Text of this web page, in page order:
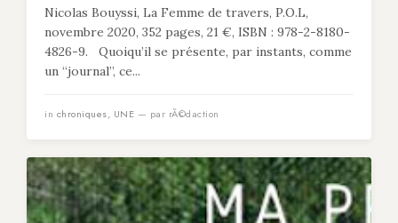
Nicolas Bouyssi, La Femme de travers, P.O.L,
novembre 2020, 352 pages, 21 €, ISBN : 978-2-8180-
4826-9. Quoiqu’il se présente, par instants, comme
un “journal”, ce...
in chroniques, UNE — par rÃ©daction